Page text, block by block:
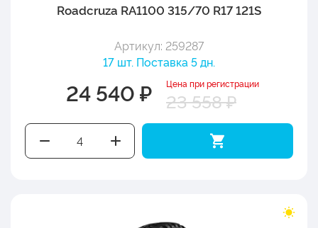
Roadcruza RA1100 315/70 R17 121S
Артикул: 259287
17 шт. Поставка 5 дн.
24 540 ₽ Цена при регистрации
23 558 ₽